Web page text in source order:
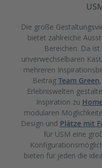
Die große
bietet zahlreiche
Bereichen. Da
unverwechselbaren
mehreren
Beitrag Team Green
Erlebniswelten
Inspiration zu
modularen
Design und Plätze mit
für USM eine
bieten für jeden die